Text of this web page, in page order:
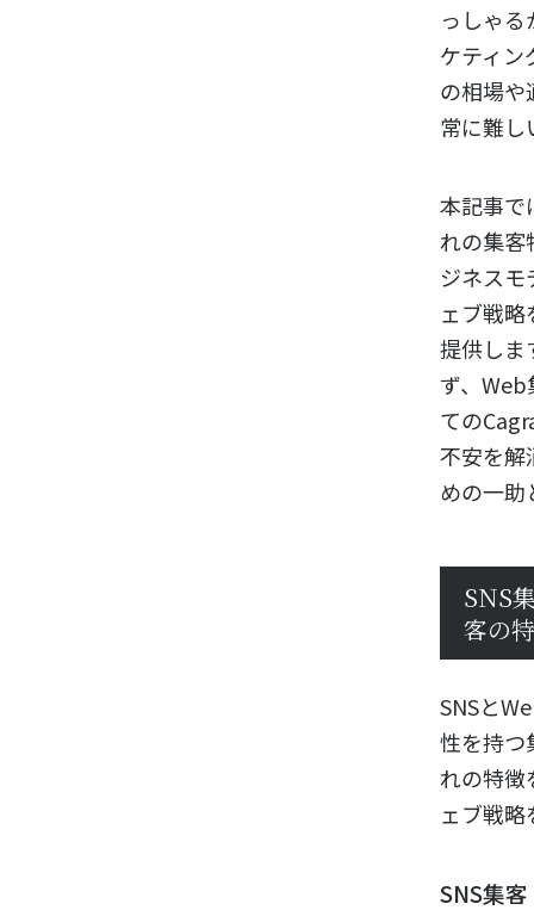
っしゃ
ケティン
の相場や
常に難し
本記事で
れの集客
ジネスモ
ェブ戦
提供しま
ず、
ての
不安を解
めの一助
SNS
客の
SNSと
性を持つ
れの特徴
ェブ戦
SNS集